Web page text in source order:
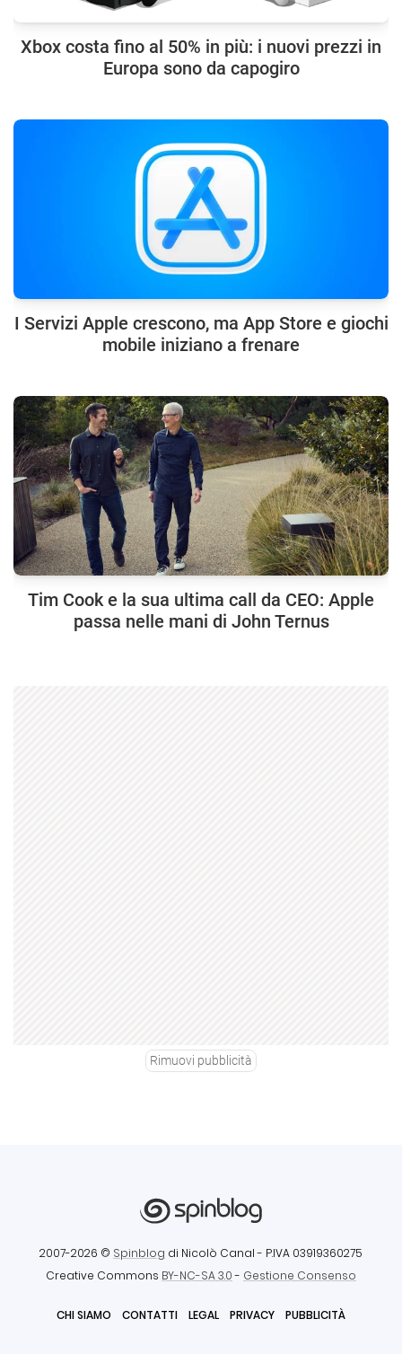
Xbox costa fino al 50% in più: i nuovi prezzi in
Europa sono da capogiro
I Servizi Apple crescono, ma App Store e giochi
mobile iniziano a frenare
Tim Cook e la sua ultima call da CEO: Apple
passa nelle mani di John Ternus
Rimuovi pubblicità
2007-2026 © Spinblog di Nicolò Canal - P.IVA 03919360275
Creative Commons BY-NC-SA 3.0- Gestione Consenso
CHI SIAMO CONTATTI LEGAL PRIVACY PUBBLICITÀ